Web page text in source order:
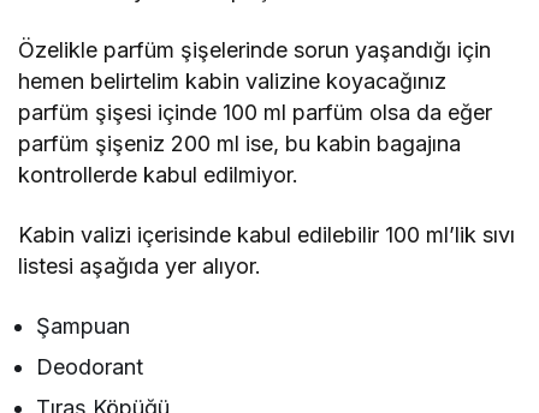
Özelikle parfüm şişelerinde sorun yaşandığı için
hemen belirtelim kabin valizine koyacağınız
parfüm şişesi içinde 100 ml parfüm olsa da eğer
parfüm şişeniz 200 ml ise, bu kabin bagajına
kontrollerde kabul edilmiyor.
Kabin valizi içerisinde kabul edilebilir 100 ml’lik sıvı
listesi aşağıda yer alıyor.
Şampuan
Deodorant
Tıraş Köpüğü